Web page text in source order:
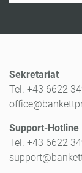
Sekretariat
Tel. +43 6622
Support-Hotline
Tel. +43 6622